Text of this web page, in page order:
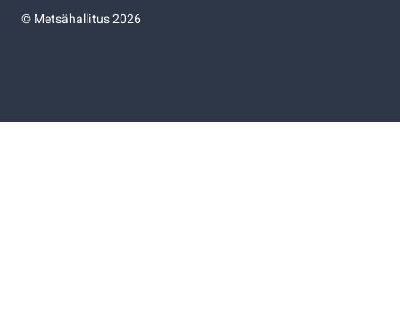
©Metsähallitus 2026